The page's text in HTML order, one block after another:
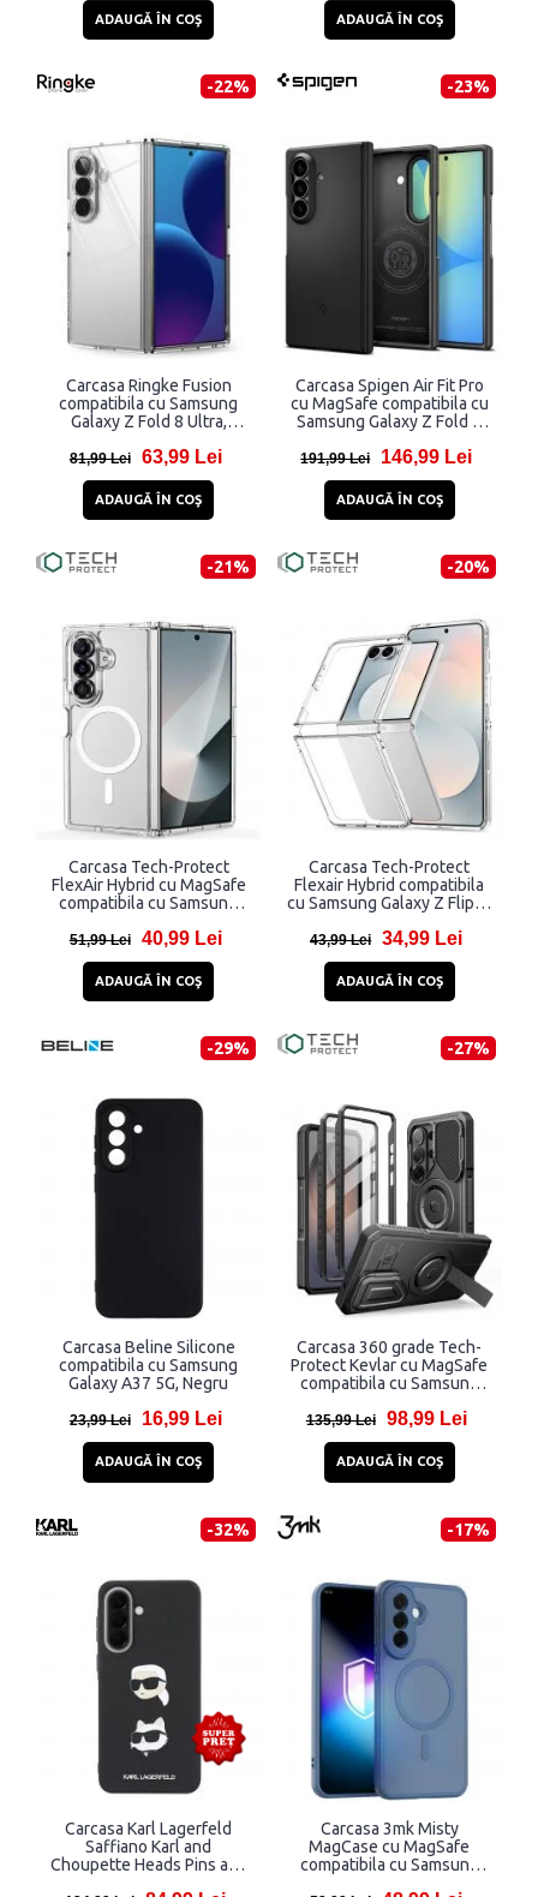
ADAUGĂ ÎN COŞ ADAUGĂ ÎN COŞ
-22%
Carcasa Ringke Fusion
compatibila cu Samsung
Galaxy Z Fold 8 Ultra,
81,99 Lei 63,99 Lei
ADAUGĂ ÎN COŞ
-23%
Carcasa Spigen Air Fit Pro
cu MagSafe compatibila cu
Samsung Galaxy Z Fold 8
191,99 Lei 146,99 Lei
ADAUGĂ ÎN COŞ
-21%
Carcasa Tech-Protect
FlexAir Hybrid cu MagSafe
compatibila cu Samsung
Transparent
51,99 Lei 40,99 Lei
ADAUGĂ ÎN COŞ
-20%
Carcasa Tech-Protect
Flexair Hybrid compatibila
cu Samsung Galaxy Z Flip 8,
43,99 Lei 34,99 Lei
ADAUGĂ ÎN COŞ
-29%
Carcasa Beline Silicone
compatibila cu Samsung
Galaxy A37 5G, Negru
23,99 Lei 16,99 Lei
ADAUGĂ ÎN COŞ
-27%
Carcasa 360 grade Tech-
Protect Kevlar cu MagSafe
compatibila cu Samsung
135,99 Lei 98,99 Lei
ADAUGĂ ÎN COŞ
-32%
Carcasa Karl Lagerfeld
Saffiano Karl and
Choupette Heads Pins and
-17%
Carcasa 3mk Misty
MagCase cu MagSafe
compatibila cu Samsung